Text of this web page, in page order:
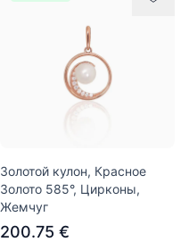
Золотой кулон, Красное
Золото 585°, Цирконы,
Жемчуг
200.75 €